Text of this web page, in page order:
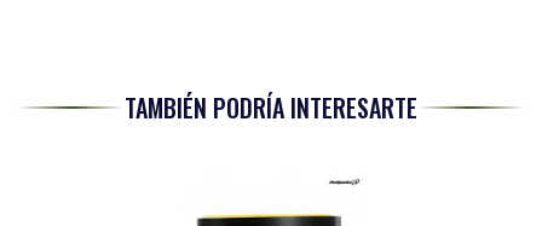
TAMBIÉN PODRÍA INTERESARTE